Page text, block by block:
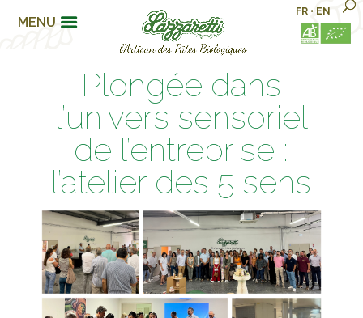
MENU
FR • EN
Plongée dans
l’univers sensoriel
de l’entreprise :
l’atelier des 5 sens